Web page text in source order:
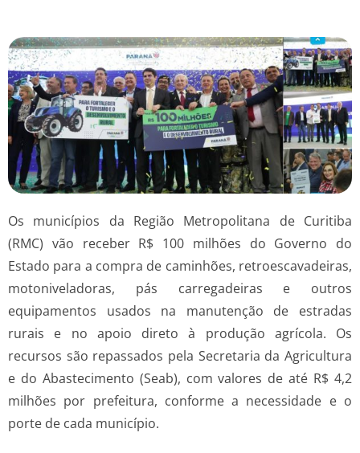
Os municípios da Região Metropolitana de Curitiba
(RMC) vão receber R$ 100 milhões do Governo do
Estado para a compra de caminhões, retroescavadeiras,
motoniveladoras, pás carregadeiras e outros
equipamentos usados na manutenção de estradas
rurais e no apoio direto à produção agrícola. Os
recursos são repassados pela Secretaria da Agricultura
e do Abastecimento (Seab), com valores de até R$ 4,2
milhões por prefeitura, conforme a necessidade e o
porte de cada município.